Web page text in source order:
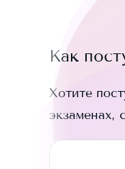
Как
Хотите
экзаменах,